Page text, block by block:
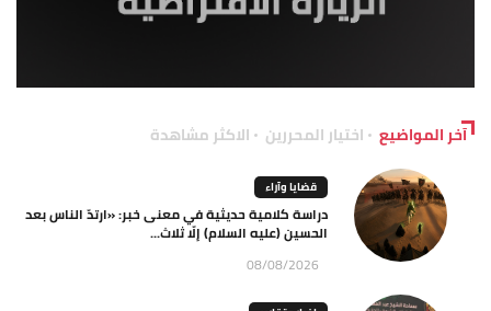
آخر المواضيع اختيار المحررين الاكثر مشاهدة
قضايا وآراء
دراسة كلامية حديثية في معنى خبر: «ارتدّ الناس بعد
الحسين (عليه السلام) إلّا ثلاث...
08/08/2026